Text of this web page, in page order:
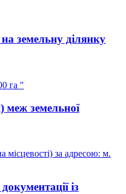
земельну ділянку
га "
меж земельної
місцевості) за адресою: м.
із